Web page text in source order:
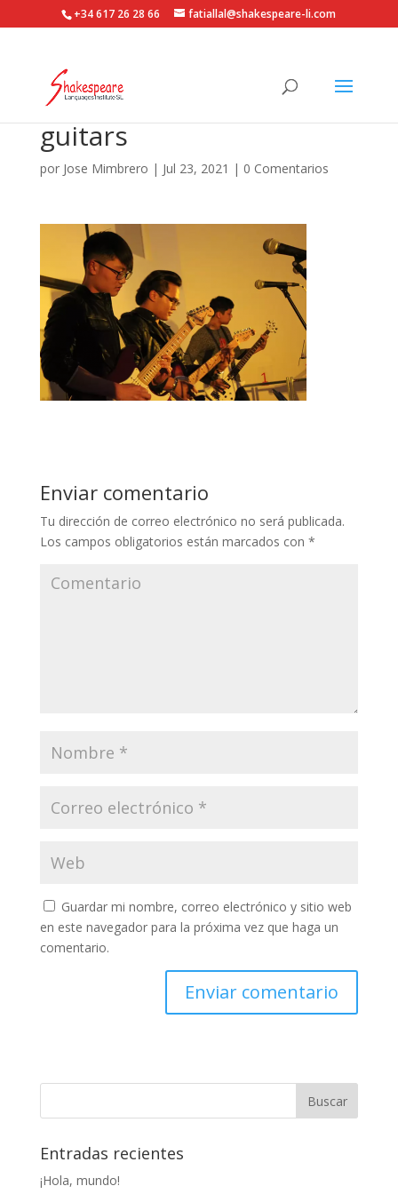
+34 617 26 28 66 fatiallal@shakespeare-li.com
guitars
por Jose Mimbrero | Jul 23, 2021 | 0 Comentarios
Enviar comentario
Tu dirección de correo electrónico no será publicada.
Los campos obligatorios están marcados con *
Guardar mi nombre, correo electrónico y sitio web
en este navegador para la próxima vez que haga un
comentario.
Entradas recientes
¡Hola, mundo!